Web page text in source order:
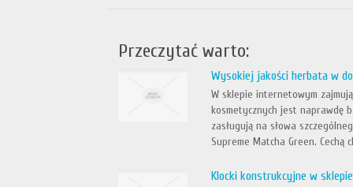
Przeczytać warto:
Wysokiej jakości herbata w
W sklepie internetowym
kosmetycznych jest naprawdę
zasługują na słowa
Supreme Matcha Green. Cechą
Klocki konstrukcyjne w